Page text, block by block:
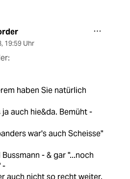
, 19:59 Uhr
haben Sie natürlich
ja auch hie&da. Bemüht -
war's auch Scheisse"
- & gar "...noch
-
auch nicht so recht weiter.